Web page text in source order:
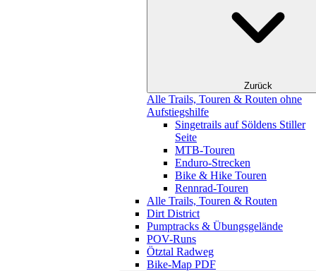
Zurück
Alle Trails, Touren & Routen ohne
Aufstiegshilfe
Singetrails auf Söldens Stiller
Seite
MTB-Touren
Enduro-Strecken
Bike & Hike Touren
Rennrad-Touren
Alle Trails, Touren & Routen
Dirt District
Pumptracks & Übungsgelände
POV-Runs
Ötztal Radweg
Bike-Map PDF